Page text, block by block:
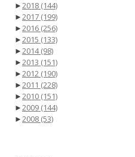
►2018 (144)
►2017 (199)
►2016 (256)
►2015 (133)
►2014(98)
►2013 (151)
►2012 (190)
►2011 (228)
►2010 (151)
►2009 (144)
►2008 (53)